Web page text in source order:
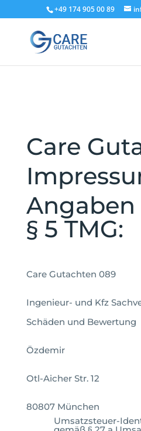
+49 174 905 00 89
Care
§ 5 TMG:
Care Gutachten 089
Ingenieur- und Kfz
Schäden und Bewertung
Özdemir
Otl-Aicher Str. 12
80807 München
Umsatzsteuer-